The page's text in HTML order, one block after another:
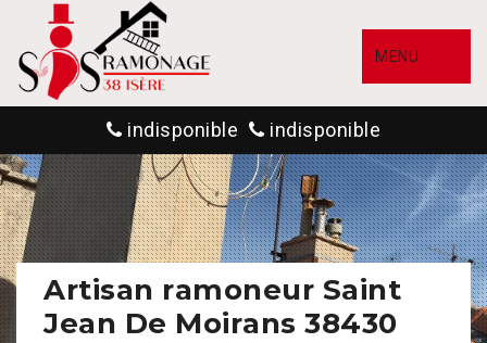
MENU
indisponible indisponible
Artisan ramoneur Saint
Jean De Moirans 38430